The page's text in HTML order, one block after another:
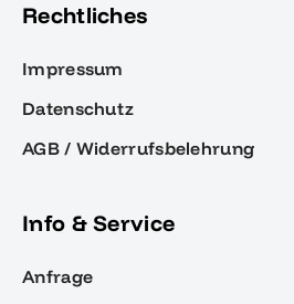
Rechtliches
Impressum
Datenschutz
AGB / Widerrufsbelehrung
Info & Service
Anfrage